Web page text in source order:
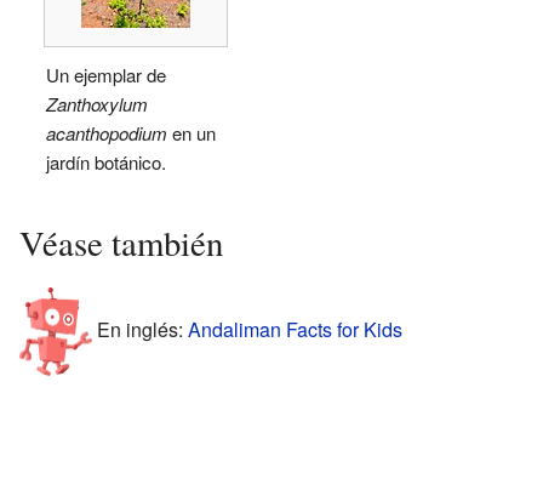
Un ejemplar de
Zanthoxylum
acanthopodium en un
jardín botánico.
Véase también
En inglés: Andaliman Facts for Kids